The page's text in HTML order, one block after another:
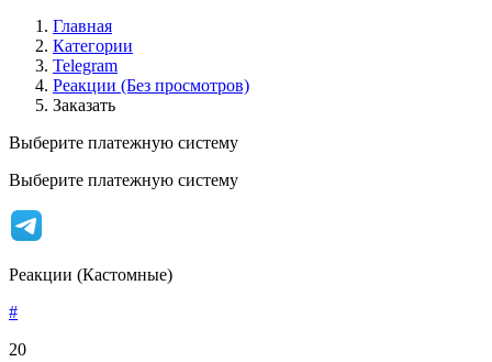
Главная
Категории
Telegram
Реакции (Без просмотров)
Заказать
Выберите платежную систему
Выберите платежную систему
Реакции (Кастомные)
#
20